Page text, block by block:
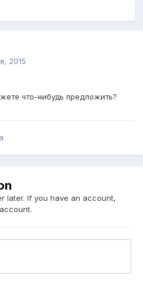
2015
что-нибудь предложить?
later. If you have an account,